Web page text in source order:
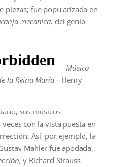
piezas; fue popularizada en
mecánica, del genio
Música
la Reina María – Henry
sus músicos
con la vista puesta en
Así, por ejemplo, la
Mahler fue apodada,
y Richard Strauss